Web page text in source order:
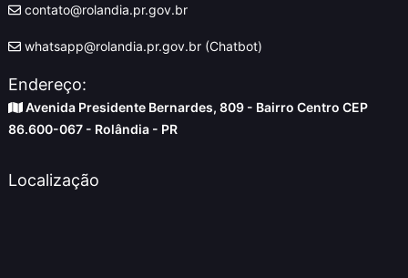
contato@rolandia.pr.gov.br
whatsapp@rolandia.pr.gov.br (Chatbot)
Endereço:
Avenida Presidente Bernardes, 809 - Bairro Centro CEP
86.600-067 - Rolândia - PR
Localização